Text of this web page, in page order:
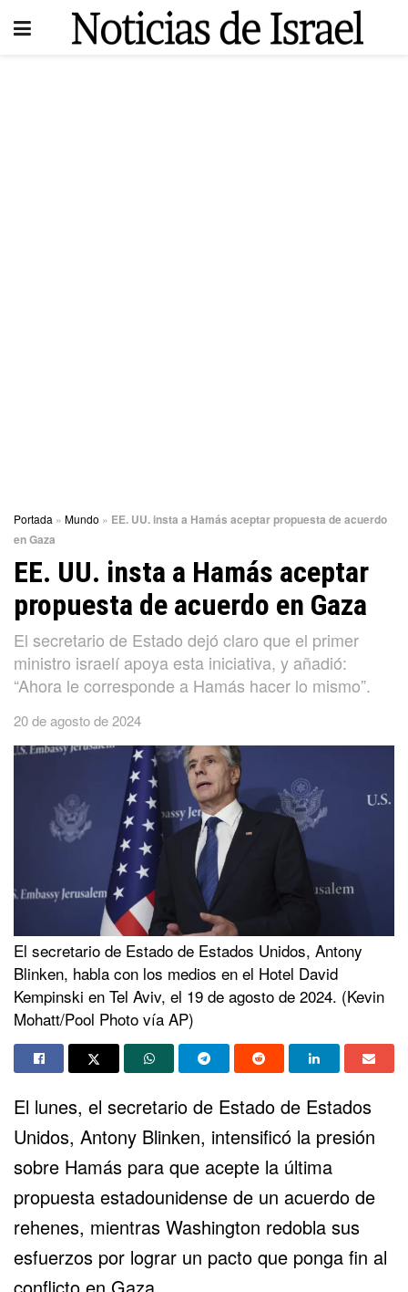
Portada » Mundo » EE. UU. insta a Hamás aceptar propuesta de acuerdo
en Gaza
EE. UU. insta a Hamás aceptar
propuesta de acuerdo en Gaza
El secretario de Estado dejó claro que el primer
ministro israelí apoya esta iniciativa, y añadió:
“Ahora le corresponde a Hamás hacer lo mismo”.
20 de agosto de 2024
El secretario de Estado de Estados Unidos, Antony
Blinken, habla con los medios en el Hotel David
Kempinski en Tel Aviv, el 19 de agosto de 2024. (Kevin
Mohatt/Pool Photo vía AP)
El lunes, el secretario de Estado de Estados
Unidos, Antony Blinken, intensificó la presión
sobre Hamás para que acepte la última
propuesta estadounidense de un acuerdo de
rehenes, mientras Washington redobla sus
esfuerzos por lograr un pacto que ponga fin al